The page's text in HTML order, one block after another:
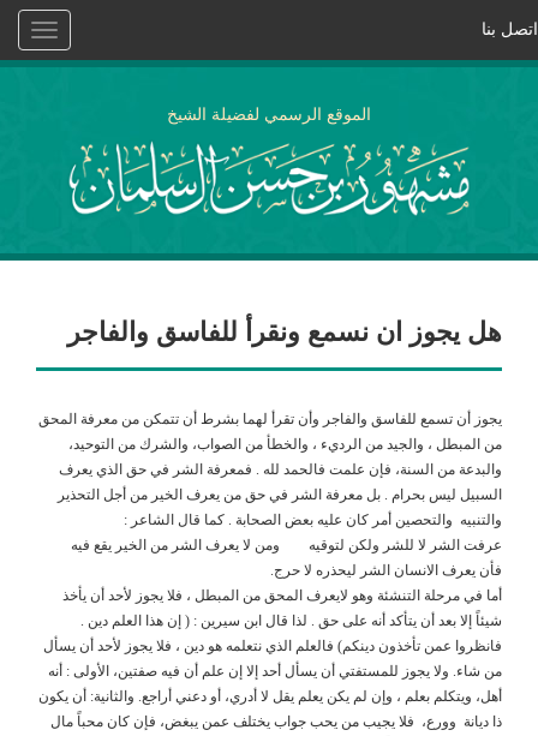
Toggle
اتصل بنا
الموقع الرسمي لفضيلة الشيخ
هل يجوز ان نسمع ونقرأ للفاسق والفاجر
يجوز أن تسمع للفاسق والفاجر وأن تقرأ لهما بشرط أن تتمكن من معرفة المحق
من المبطل ، والجيد من الرديء ، والخطأ من الصواب، والشرك من التوحيد،
والبدعة من السنة، فإن علمت فالحمد لله . فمعرفة الشر في حق الذي يعرف
السبيل ليس بحرام . بل معرفة الشر في حق من يعرف الخير من أجل التحذير
والتنبيه والتحصين أمر كان عليه بعض الصحابة . كما قال الشاعر :
عرفت الشر لا للشر ولكن لتوقيه ومن لا يعرف الشر من الخير يقع فيه
فأن يعرف الانسان الشر ليحذره لا حرج.
أما في مرحلة التنشئة وهو لايعرف المحق من المبطل ، فلا يجوز لأحد أن يأخذ
شيئاً إلا بعد أن يتأكد أنه على حق . لذا قال ابن سيرين : ( إن هذا العلم دين .
فانظروا عمن تأخذون دينكم) فالعلم الذي نتعلمه هو دين ، فلا يجوز لأحد أن يسأل
من شاء. ولا يجوز للمستفتي أن يسأل أحد إلا إن علم أن فيه صفتين، الأولى : أنه
أهل، ويتكلم بعلم ، وإن لم يكن يعلم يقل لا أدري، أو دعني أراجع. والثانية: أن يكون
ذا ديانة وورع، فلا يجيب من يحب جواب يختلف عمن يبغض، فإن كان محباً مال